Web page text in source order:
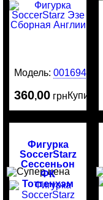
Модель:0016946
360,00 грнКупить
Фигурка
SoccerStarz
Сессеньон
ФК
Тоттенхэм